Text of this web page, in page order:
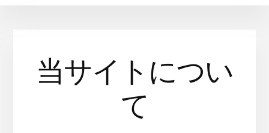
当サイトについ
て